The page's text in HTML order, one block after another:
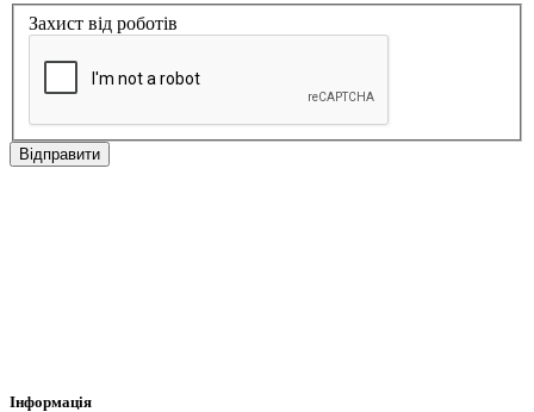
Захист від роботів
Відправити
Інформація